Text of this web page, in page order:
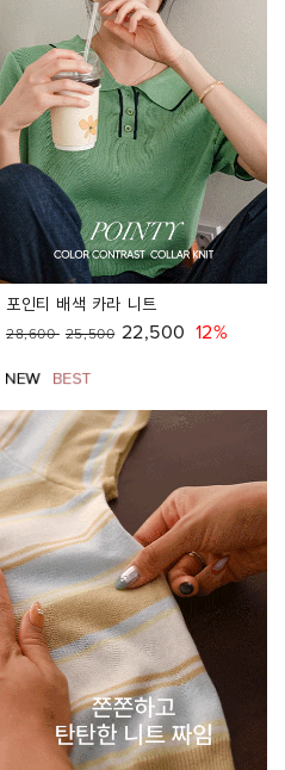
포인티 배색 카라 니트
28,600 25,500 22,500 12%